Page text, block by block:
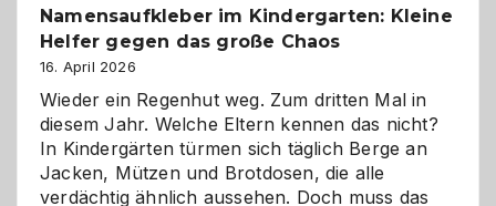
Namensaufkleber im Kindergarten: Kleine
Helfer gegen das große Chaos
16. April 2026
Wieder ein Regenhut weg. Zum dritten Mal in
diesem Jahr. Welche Eltern kennen das nicht?
In Kindergärten türmen sich täglich Berge an
Jacken, Mützen und Brotdosen, die alle
verdächtig ähnlich aussehen. Doch muss das